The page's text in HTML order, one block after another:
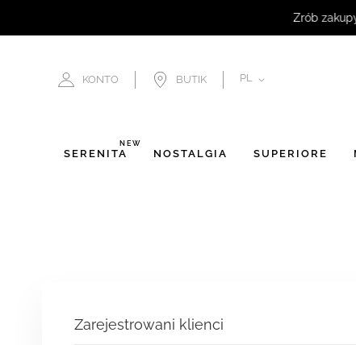
KONTO BUTIK JĘZYK
PL
SERENITÀ
NEW
NOSTALGIA SUPERIORE
Zarejestrowani klienci